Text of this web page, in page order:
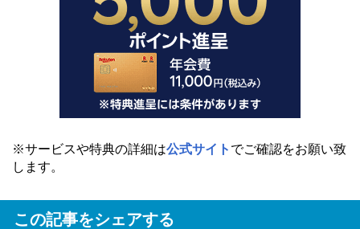
※サービスや特典の詳細は公式サイト でご確認をお願い致
します。
この記事をシェアする